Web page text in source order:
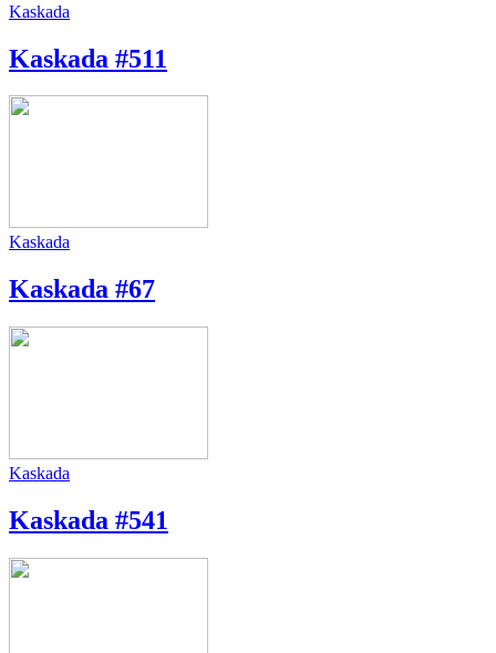
Kaskada
Kaskada #511
Kaskada
Kaskada #67
Kaskada
Kaskada #541